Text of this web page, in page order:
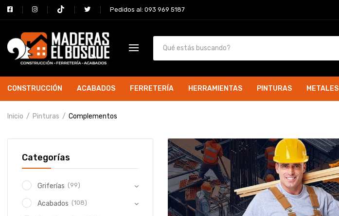
Pedidos al: 093 969 5187
CONSTRUCCIÓN ACABADOS FERRETERÍA HERRAMIENTAS PINTURAS METALES
Inicio Pinturas Complementos
Categorías
Griferías (99)
Acabados (108)